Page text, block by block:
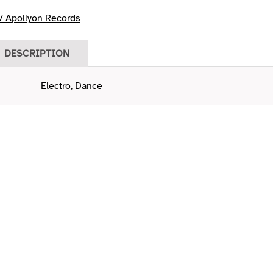
Apollyon Records
DESCRIPTION
Electro, Dance